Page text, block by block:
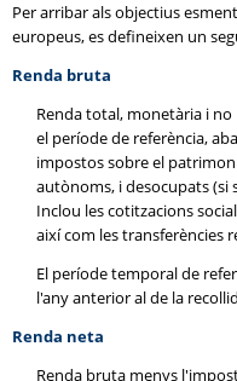
Per arribar als objectius
europeus, es defineixen un
Renda bruta
Renda total, monetària i
el període de referència,
impostos sobre el
autònoms, i desocupats (si
Inclou les cotitzacions
així com les transferències
El període temporal de
l'any anterior al de la
Renda neta
Renda bruta menys